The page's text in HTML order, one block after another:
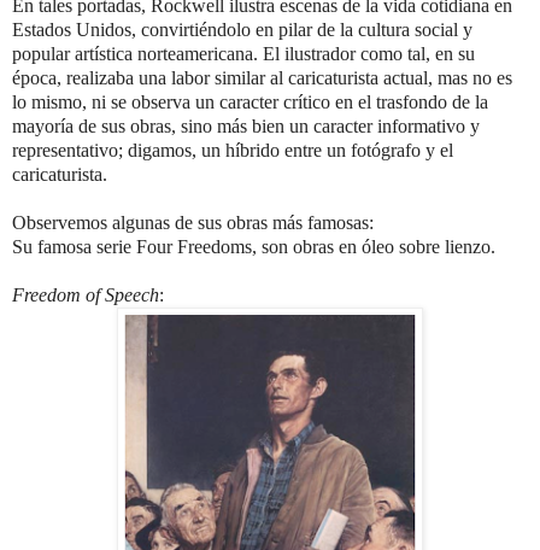
En tales portadas, Rockwell ilustra escenas de la vida cotidiana en
Estados Unidos, convirtiéndolo en pilar de la cultura social y
popular artística norteamericana. El ilustrador como tal, en su
época, realizaba una labor similar al caricaturista actual, mas no es
lo mismo, ni se observa un caracter crítico en el trasfondo de la
mayoría de sus obras, sino más bien un caracter informativo y
representativo; digamos, un híbrido entre un fotógrafo y el
caricaturista.
Observemos algunas de sus obras más famosas:
Su famosa serie Four Freedoms, son obras en óleo sobre lienzo.
Freedom of Speech: